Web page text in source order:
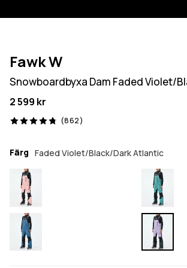
Fawk W
Snowboardbyxa Dam Faded Violet/
2 599 kr
(862)
862 recensioner, 4.8/5
Färg Faded Violet/Black/Dark Atlantic